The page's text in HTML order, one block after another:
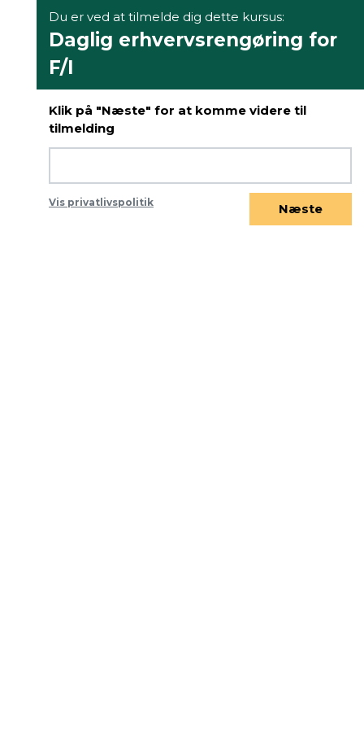
Du er ved at tilmelde dig dette kursus:
Daglig erhvervsrengøring for
F/I
Klik på "Næste" for at komme videre til
tilmelding
Vis privatlivspolitik